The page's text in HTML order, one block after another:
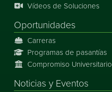
Vídeos de Soluciones
Oportunidades
Carreras
Programas de pasantías
Compromiso Universitario
Noticias y Eventos